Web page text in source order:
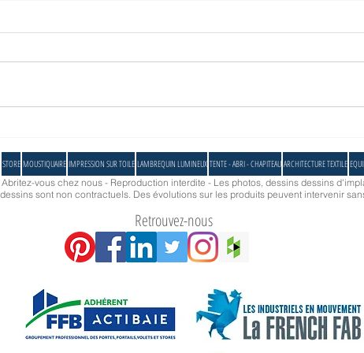
biscornu ?
une
STORE MOUSTIQUAIRE IMPRESSION SUR TOILE LAMBREQUIN LUMINEUX TENTE - ABRI - CHAPITEAU ARCHITECTURE TEXTILE
vous chez nous - Reproduction interdite - Les photos, dessins dessins
sont non contractuels. Des évolutions sur les produits peuvent intervenir
Retrouvez-nous